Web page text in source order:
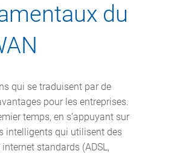
du
qui se traduisent par de
pour les entreprises.
temps, en s’appuyant sur
intelligents qui utilisent des
standards (ADSL,